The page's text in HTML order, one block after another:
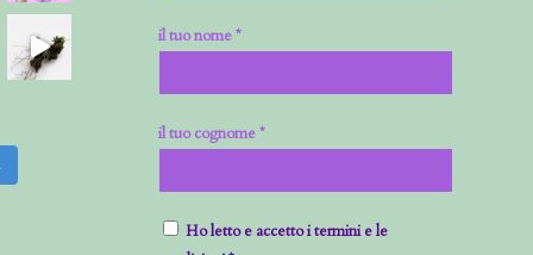
il tuo nome *
il tuo cognome *
Ho letto e accetto i termini e le